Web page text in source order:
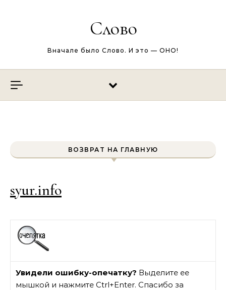
Слово
Вначале было Слово. И это — ОНО!
ВОЗВРАТ НА ГЛАВНУЮ
syur.info
Увидели ошибку-опечатку? Выделите ее
мышкой и нажмите Ctrl+Enter. Спасибо за